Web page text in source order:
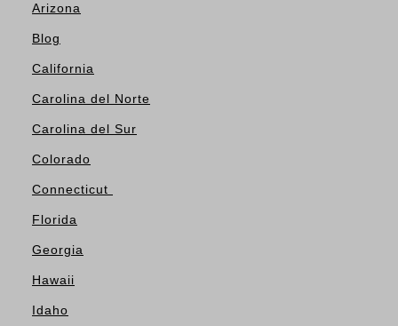
Arizona
Blog
California
Carolina del Norte
Carolina del Sur
Colorado
Connecticut
Florida
Georgia
Hawaii
Idaho